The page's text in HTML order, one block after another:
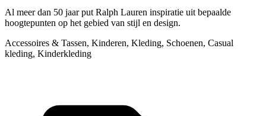
Al meer dan 50 jaar put Ralph Lauren inspiratie uit bepaalde
hoogtepunten op het gebied van stijl en design.
Accessoires & Tassen, Kinderen, Kleding, Schoenen, Casual
kleding, Kinderkleding